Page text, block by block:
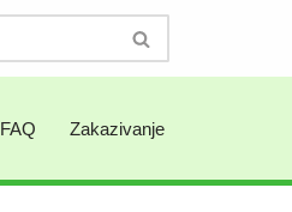
FAQ Zakazivanje